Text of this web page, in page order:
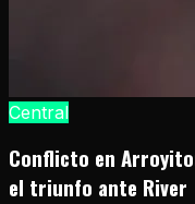
Central
Conflicto en
el triunfo ante River